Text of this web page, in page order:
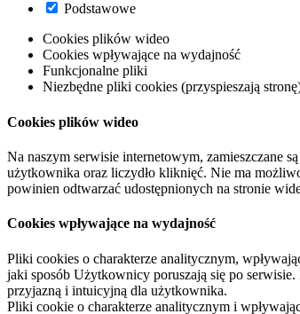
Podstawowe
Cookies plików wideo
Cookies wpływające na wydajność
Funkcjonalne pliki
Niezbędne pliki cookies (przyspieszają
Cookies plików wideo
Na naszym serwisie internetowym, zamieszczane
użytkownika oraz liczydło kliknięć. Nie ma
powinien odtwarzać udostępnionych na stronie
Cookies wpływające na wydajność
Pliki cookies o charakterze analitycznym,
jaki sposób Użytkownicy poruszają się po
przyjazną i intuicyjną dla użytkownika.
Pliki cookie o charakterze analitycznym i